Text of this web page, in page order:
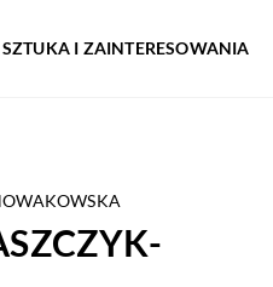
SZTUKA I ZAINTERESOWANIA